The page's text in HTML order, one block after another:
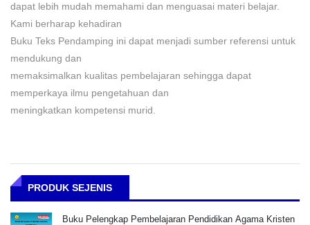
dapat lebih mudah memahami dan menguasai materi belajar.
Kami berharap kehadiran
Buku Teks Pendamping ini dapat menjadi sumber referensi untuk
mendukung dan
memaksimalkan kualitas pembelajaran sehingga dapat
memperkaya ilmu pengetahuan dan
meningkatkan kompetensi murid.
PRODUK SEJENIS
Buku Pelengkap Pembelajaran Pendidikan Agama Kristen